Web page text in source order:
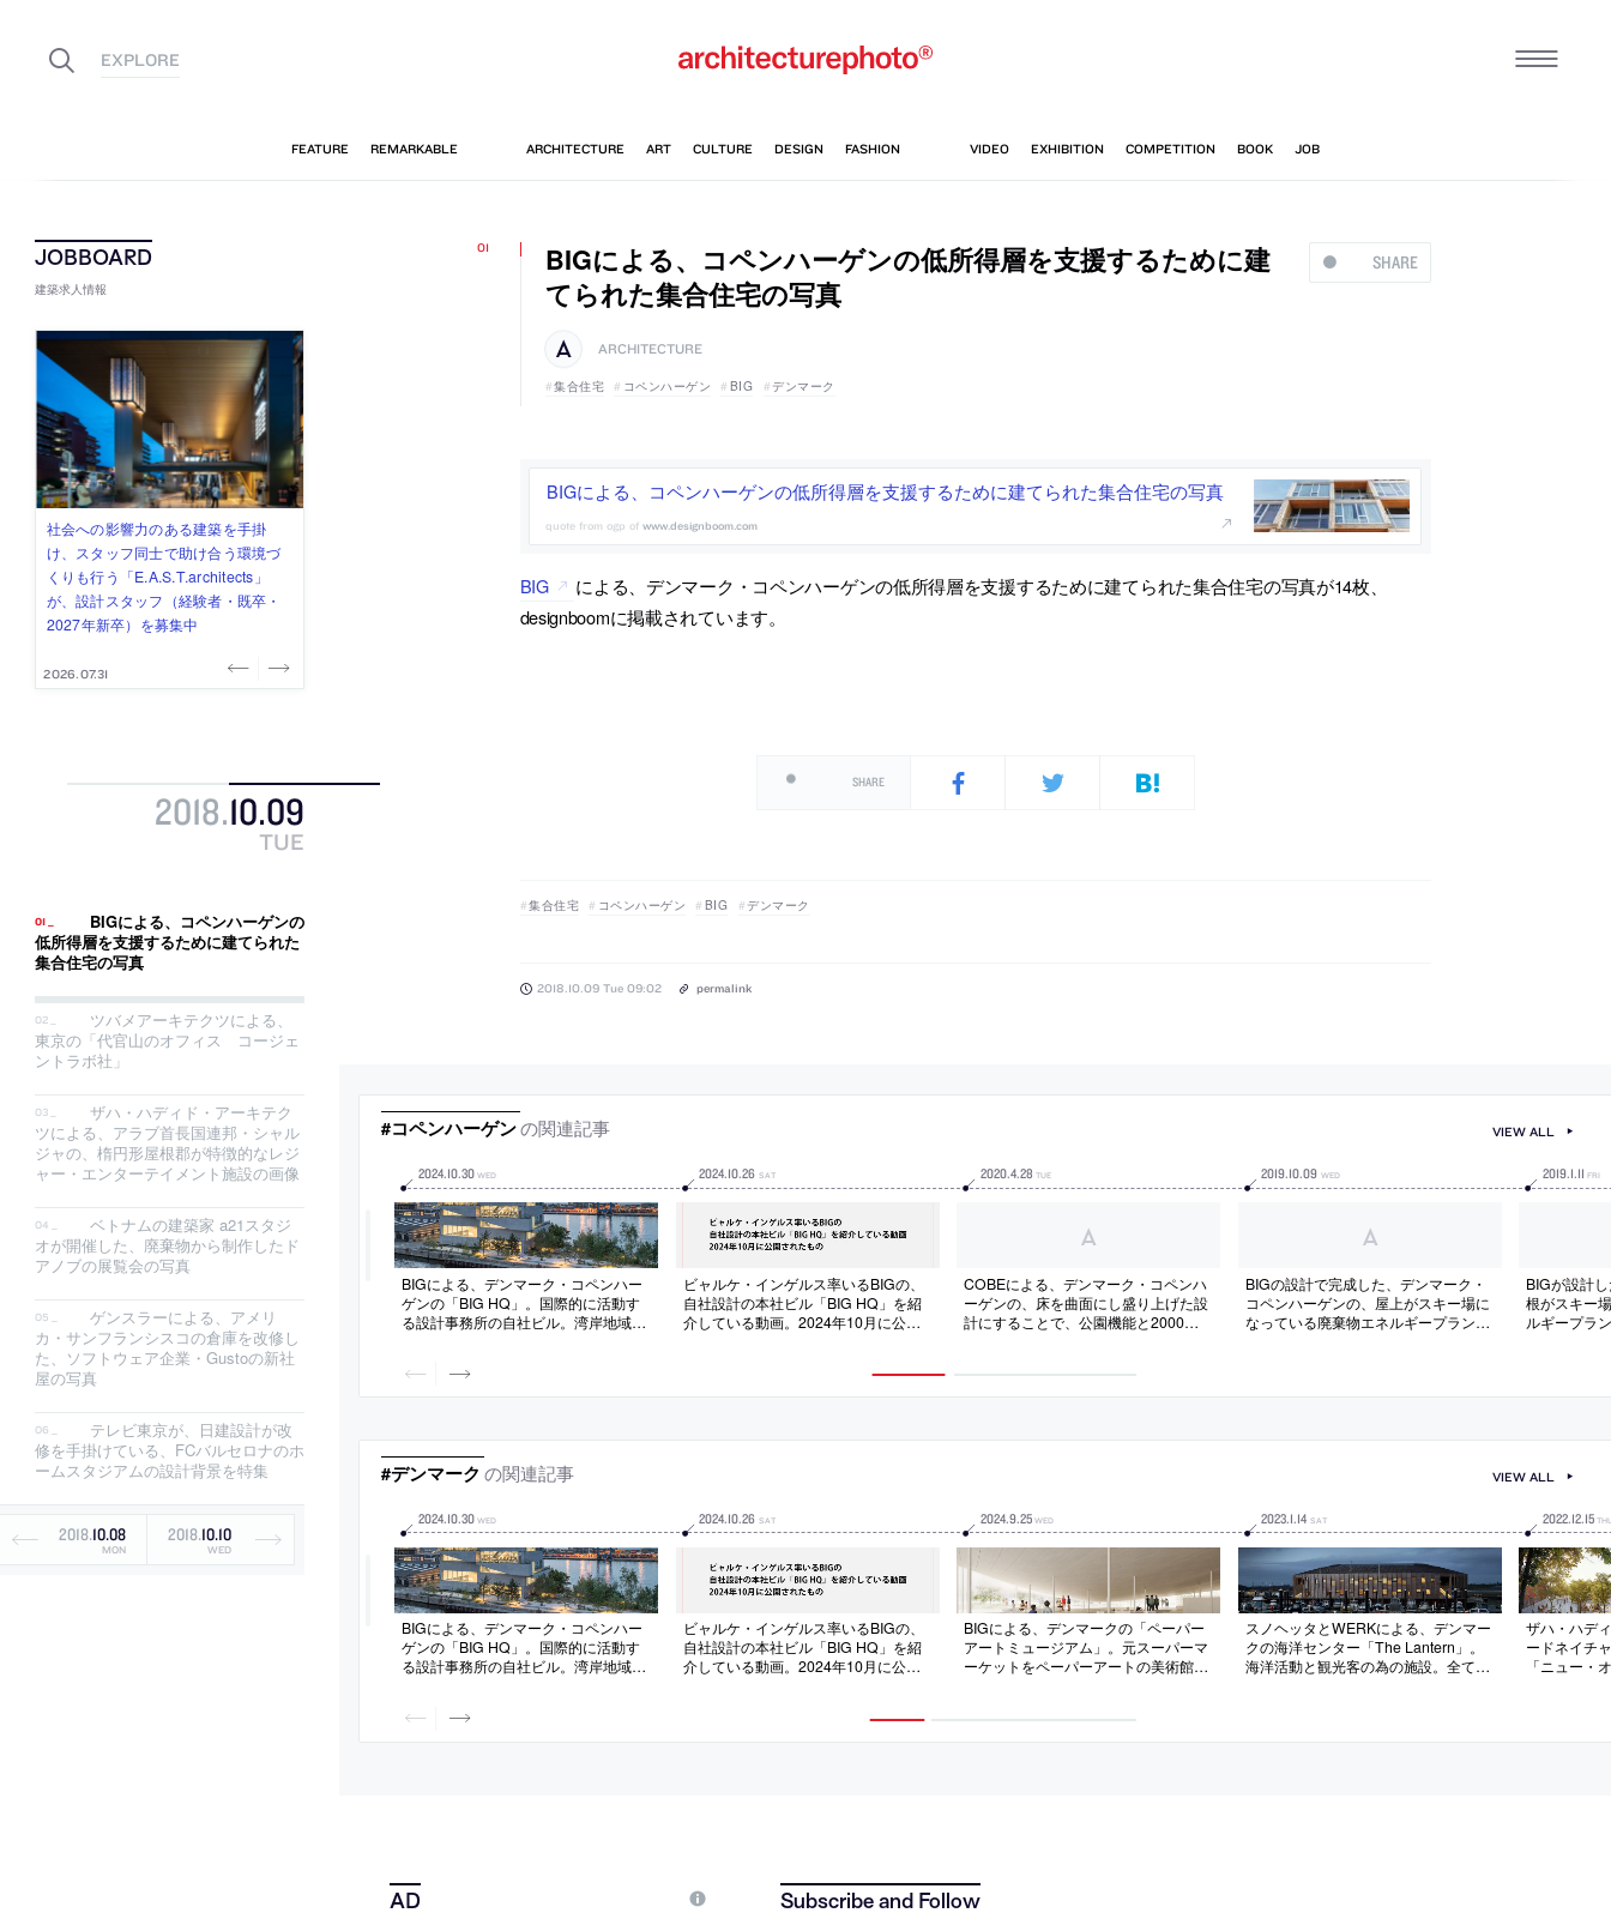
建築求人情報
佐々木慧が主宰する「axonometric株
式会社」が、設計スタッフ（経験
者・既卒・2027年新卒）を募集中
2026.08.07
古民家を軸に全国で“価値循環の仕組
み”を作り、リモートワーク主体の働
き方を実践する「株式会社つぎと」
が、設計スタッフ（経験者・既卒）
を募集中
2026.08.03
リノベる株式会社が、設計パートナ
ー (業務委託) を募集中
2026.08.03
社会への影響力のある建築を手掛
け、スタッフ同士で助け合う環境づ
くりも行う「E.A.S.T.architects」
が、設計スタッフ（経験者・既卒・
2027年新卒）を募集中
2026.07.31
代官山を拠点に活動する「梅澤竜也 /
ALA INC.」が、設計スタッフ・アル
バイト・事務職を募集中
2026.07.30
2018.10.09
TUE
BIGによる、コペンハーゲンの
低所得層を支援するために建てられた
集合住宅の写真
ツバメアーキテクツによる、
東京の「代官山のオフィス コージェ
ントラボ社」
ザハ・ハディド・アーキテク
ツによる、アラブ首長国連邦・シャル
ジャの、楕円形屋根郡が特徴的なレジ
ャー・エンターテイメント施設の画像
ベトナムの建築家 a21スタジ
オが開催した、廃棄物から制作したド
アノブの展覧会の写真
ゲンスラーによる、アメリ
カ・サンフランシスコの倉庫を改修し
た、ソフトウェア企業・Gustoの新社
屋の写真
テレビ東京が、日建設計が改
修を手掛けている、FCバルセロナのホ
ームスタジアムの設計背景を特集
2018.10.08
MON
2018.10.10
WED
SHARE
BIGによる、コペンハーゲンの低所得層を支援するために建
てられた集合住宅の写真
ARCHITECTURE
集合住宅 コペンハーゲン BIG デンマーク
BIGによる、コペンハーゲンの低所得層を支援するために建てられた集合住宅の写真
www.designboom.com
BIG
による、デンマーク・コペンハーゲンの低所得層を支援するために建てられた集合住宅の写真が14枚、
designboomに掲載されています。
SHARE
集合住宅 コペンハーゲン BIG デンマーク
2018.10.09 Tue 09:02 permalink
#コペンハーゲンの関連記事
2024.10.30 WED
BIGによる、デンマーク・コペンハー
ゲンの「BIG HQ」。国際的に活動す
る設計事務所の自社ビル。湾岸地域の
的”な空間を備えた建築を考案。社内
の５つの専門部署が綿密に協働して造
2024.10.26 SAT
ビャルケ・インゲルス率いるBIGの、
自社設計の本社ビル「BIG HQ」を紹
介している動画。2024年10月に公開
2020.4.28 TUE
COBEによる、デンマーク・コペンハ
ーゲンの、床を曲面にし盛り上げた設
計にすることで、公園機能と2000台
と図面
2019.10.09 WED
BIGの設計で完成した、デンマーク・
コペンハーゲンの、屋上がスキー場に
なっている廃棄物エネルギープラント
2019.1.11 FRI
BIGが設計
根がスキー
ルギープラ
VIEW ALL
#デンマーク の関連記事
2024.10.30 WED
BIGによる、デンマーク・コペンハー
ゲンの「BIG HQ」。国際的に活動す
る設計事務所の自社ビル。湾岸地域の
的”な空間を備えた建築を考案。社内
の５つの専門部署が綿密に協働して造
2024.10.26 SAT
ビャルケ・インゲルス率いるBIGの、
自社設計の本社ビル「BIG HQ」を紹
介している動画。2024年10月に公開
2024.9.25 WED
BIGによる、デンマークの「ペーパー
アートミュージアム」。元スーパーマ
ーケットをペーパーアートの美術館に
存建物を覆う構成を考案。既存壁面に
は“折紙”を参照した音響調整機能層が
2023.1.14 SAT
スノヘッタとWERKによる、デンマー
クの海洋センター「The Lantern」。
海洋活動と観光客の為の施設。全ての
れると共に水害等についても考慮
2022.12.15
ザハ・ハデ
ードネイチ
「ニュー・
案“垂直性”
VIEW ALL